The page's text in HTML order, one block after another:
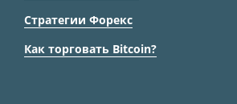
Стратегии Форекс
Как торговать Bitcoin?